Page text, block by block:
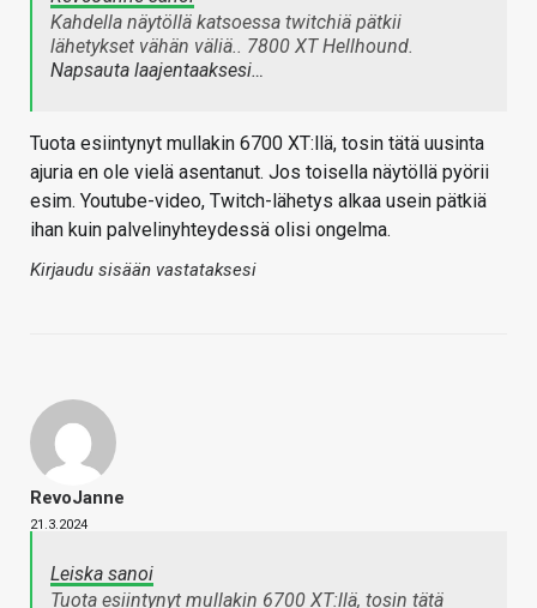
Kahdella näytöllä katsoessa twitchiä pätkii
lähetykset vähän väliä.. 7800 XT Hellhound.
Napsauta laajentaaksesi…
Tuota esiintynyt mullakin 6700 XT:llä, tosin tätä uusinta
ajuria en ole vielä asentanut. Jos toisella näytöllä pyörii
esim. Youtube-video, Twitch-lähetys alkaa usein pätkiä
ihan kuin palvelinyhteydessä olisi ongelma.
Kirjaudu sisään vastataksesi
RevoJanne
21.3.2024
Leiska sanoi
Tuota esiintynyt mullakin 6700 XT:llä, tosin tätä